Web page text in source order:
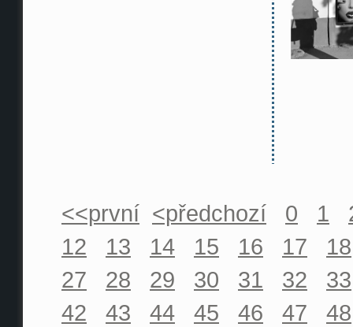
<<první <předchozí 0 1
12
13 14 15 16 17
18
27
28 29 30 31 32
33
42
43 44 45 46 47
48